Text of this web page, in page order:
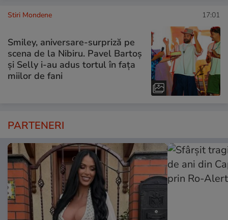
Stiri Mondene 17:01
Smiley, aniversare-surpriză pe
scena de la Nibiru. Pavel Bartoș
și Selly i-au adus tortul în fața
miilor de fani
PARTENERI